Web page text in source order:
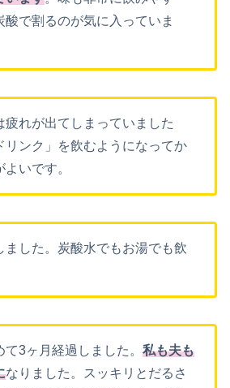
酸で割るのが気に入っていま
疲れが出てしまっていました
リンク」を飲むようになってか
いです。
ました。炭酸水でもお湯でも飲
て3ヶ月経過しました。 私も夫も
なりました。スッキリとだるさ